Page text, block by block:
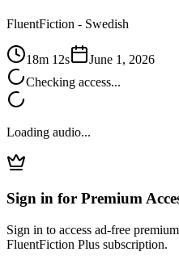
FluentFiction - Swedish
18m 12s
June 1, 2026
Checking access...
Loading audio...
Sign in for Premium
Sign in to access ad-free
FluentFiction Plus subscription.